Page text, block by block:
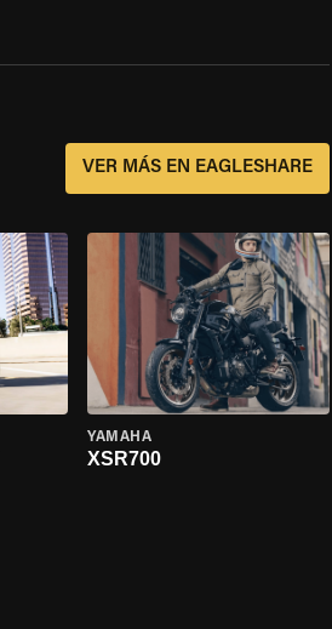
VER MÁS EN EAGLESHARE
YAMAHA
XSR700